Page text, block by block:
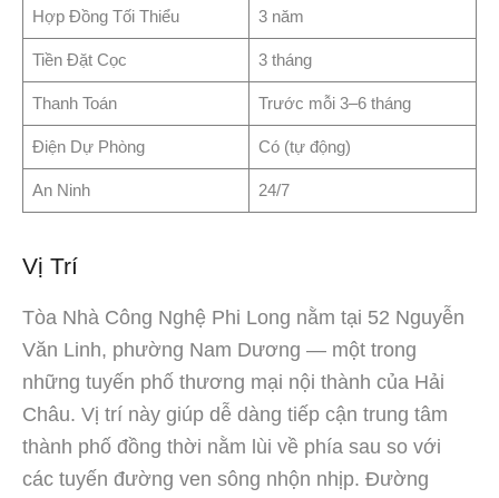
Hợp Đồng Tối Thiểu 3 năm
Tiền Đặt Cọc 3 tháng
Thanh Toán Trước mỗi 3–6 tháng
Điện Dự Phòng Có (tự động)
An Ninh 24/7
Vị Trí
Tòa Nhà Công Nghệ Phi Long nằm tại 52 Nguyễn
Văn Linh, phường Nam Dương — một trong
những tuyến phố thương mại nội thành của Hải
Châu. Vị trí này giúp dễ dàng tiếp cận trung tâm
thành phố đồng thời nằm lùi về phía sau so với
các tuyến đường ven sông nhộn nhịp. Đường